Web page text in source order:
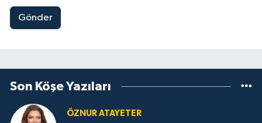
Gönder
Son Köşe Yazıları
ÖZNUR ATAYETER